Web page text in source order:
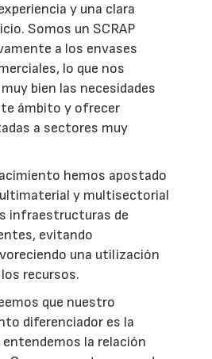
y una clara
Somos un SCRAP
a los envases
lo que nos
bien las necesidades
ámbito y ofrecer
a sectores muy
hemos apostado
y multisectorial
infraestructuras de
evitando
una utilización
recursos.
que nuestro
diferenciador es la
entendemos la relación